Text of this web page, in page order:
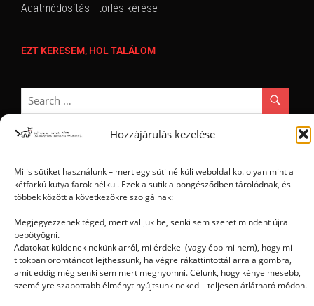
Hozzájárulás kezelése
Mi is sütiket használunk – mert egy süti nélküli weboldal kb. olyan mint a
kétfarkú kutya farok nélkül. Ezek a sütik a böngésződben tárolódnak, és
többek között a következőkre szolgálnak:
Megjegyezzenek téged, mert valljuk be, senki sem szeret mindent újra
bepötyögni.
Adatokat küldenek nekünk arról, mi érdekel (vagy épp mi nem), hogy mi
titokban örömtáncot lejthessünk, ha végre rákattintottál arra a gombra,
amit eddig még senki sem mert megnyomni. Célunk, hogy kényelmesebb,
személyre szabottabb élményt nyújtsunk neked – teljesen átlátható módon.
Adatmódosítás - törlés kérése
EZT KERESEM, HOL TALÁLOM
Ⓒ 2006 - 2026 - Magyar Kétfarkú Kutya Párt - Minden jog fenntartva